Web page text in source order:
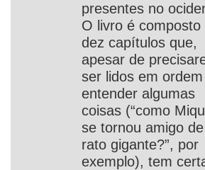
presentes no
O livro é composto
dez capítulos que,
apesar de
ser lidos em
entender algumas
coisas (“como
se tornou amigo
rato gigante?”, por
exemplo), tem